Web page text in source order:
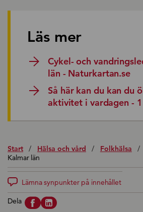
Läs mer
Cykel- och
län - Naturkartan.se
Så här kan du kan du
aktivitet i vardagen -
Start / Hälsa och vård / Folkhälsa /
Kalmar län
Lämna synpunkter på innehållet
Dela